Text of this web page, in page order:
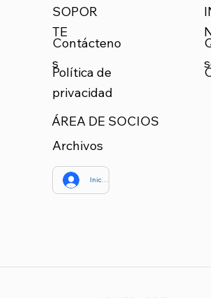
SOPOR
TE
Contácteno
s
Política de
privacidad
ÁREA DE SOCIOS
Archivos
Iniciar sesión